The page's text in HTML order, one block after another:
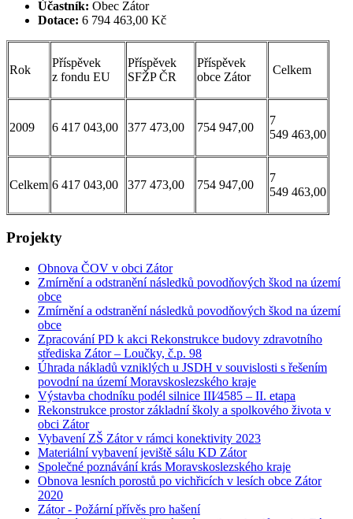
Účastník: Obec Zátor
Dotace: 6 794 463,00 Kč
Rok
Příspěvek
z fondu EU
Příspěvek
SFŽP ČR
Příspěvek
obce Zátor
Celkem
2009 6 417 043,00 377 473,00 754 947,00
7
549 463,00
Celkem 6 417 043,00 377 473,00 754 947,00
7
549 463,00
Projekty
Obnova ČOV v obci Zátor
Zmírnění a odstranění následků povodňových škod na území
obce
Zmírnění a odstranění následků povodňových škod na území
obce
Zpracování PD k akci Rekonstrukce budovy zdravotního
střediska Zátor – Loučky, č.p. 98
Úhrada nákladů vzniklých u JSDH v souvislosti s řešením
povodní na území Moravskoslezského kraje
Výstavba chodníku podél silnice III⁄4585 – II. etapa
Rekonstrukce prostor základní školy a spolkového života v
obci Zátor
Vybavení ZŠ Zátor v rámci konektivity 2023
Materiální vybavení jeviště sálu KD Zátor
Společné poznávání krás Moravskoslezského kraje
Obnova lesních porostů po vichřicích v lesích obce Zátor
2020
Zátor - Požární přívěs pro hašení